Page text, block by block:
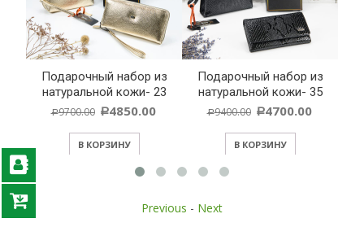
Подарочный набор из
натуральной кожи- 23
Р9700.00 Р4850.00
В КОРЗИНУ
Подарочный набор из
натуральной кожи- 35
Р9400.00 Р4700.00
В КОРЗИНУ
Previous - Next